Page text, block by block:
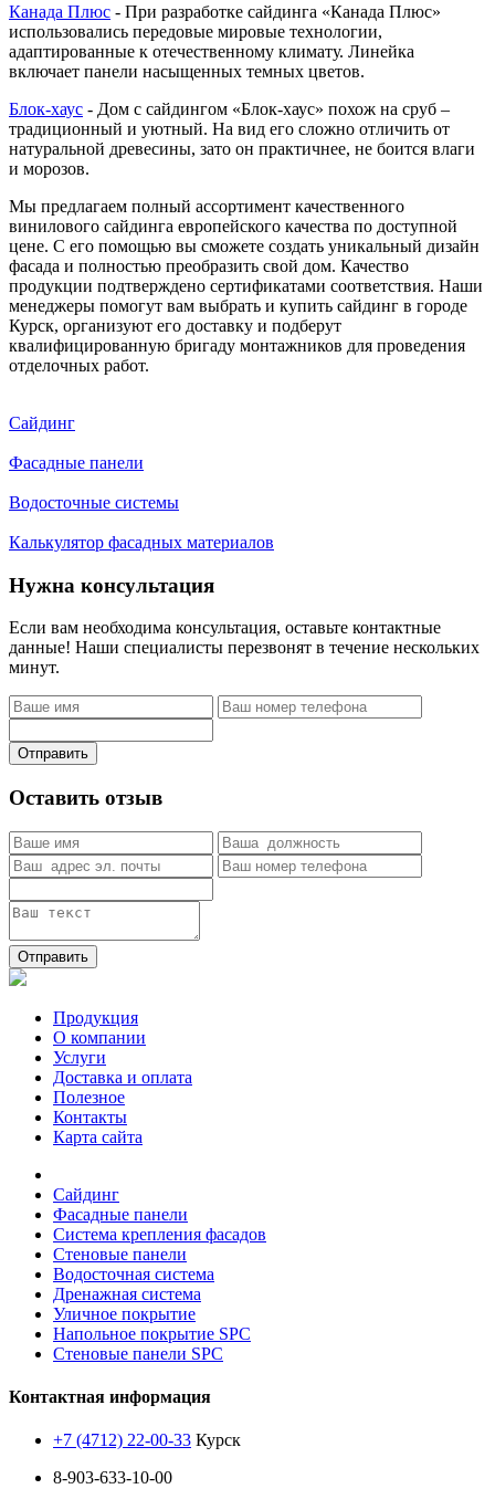
Канада Плюс - При разработке сайдинга «Канада Плюс»
использовались передовые мировые технологии,
адаптированные к отечественному климату. Линейка
включает панели насыщенных темных цветов.
Блок-хаус - Дом с сайдингом «Блок-хаус» похож на сруб –
традиционный и уютный. На вид его сложно отличить от
натуральной древесины, зато он практичнее, не боится влаги
и морозов.
Мы предлагаем полный ассортимент качественного
винилового сайдинга европейского качества по доступной
цене. С его помощью вы сможете создать уникальный дизайн
фасада и полностью преобразить свой дом. Качество
продукции подтверждено сертификатами соответствия. Наши
менеджеры помогут вам выбрать и купить сайдинг в городе
Курск, организуют его доставку и подберут
квалифицированную бригаду монтажников для проведения
отделочных работ.
Сайдинг
Фасадные панели
Водосточные системы
Калькулятор фасадных материалов
Нужна консультация
Если вам необходима консультация, оставьте контактные
данные! Наши специалисты перезвонят в течение нескольких
минут.
Отправить
Оставить отзыв
Отправить
Продукция
О компании
Услуги
Доставка и оплата
Полезное
Контакты
Карта сайта
Сайдинг
Фасадные панели
Система крепления фасадов
Стеновые панели
Водосточная система
Дренажная система
Уличное покрытие
Напольное покрытие SPC
Стеновые панели SPC
Контактная информация
+7 (4712) 22-00-33 Курск
8-903-633-10-00